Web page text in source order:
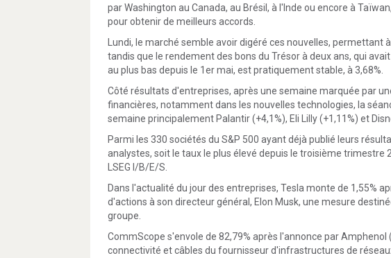
par Washington au Canada, au Brésil, à l'Inde ou encore à
pour obtenir de meilleurs accords.
Lundi, le marché semble avoir digéré ces nouvelles, permettant
tandis que le rendement des bons du Trésor à deux ans, qui
au plus bas depuis le 1er mai, est pratiquement stable, à 3,68%.
Côté résultats d'entreprises, après une semaine marquée par
financières, notamment dans les nouvelles technologies, la
semaine principalement Palantir (+4,1%), Eli Lilly (+1,11%) et
Parmi les 330 sociétés du S&P 500 ayant déjà publié leurs
analystes, soit le taux le plus élevé depuis le troisième trimestre
LSEG I/B/E/S.
Dans l'actualité du jour des entreprises, Tesla monte de 1,55%
d'actions à son directeur général, Elon Musk, une mesure
groupe.
CommScope s'envole de 82,79% après l'annonce par Amphenol
connectivité et câbles du fournisseur d'infrastructures de